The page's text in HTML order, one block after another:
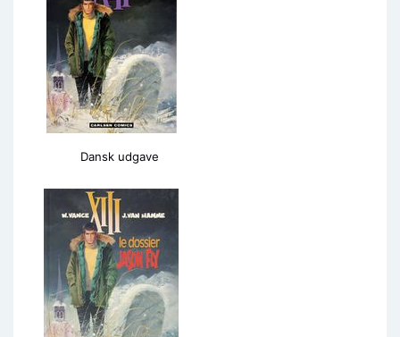
Dansk udgave